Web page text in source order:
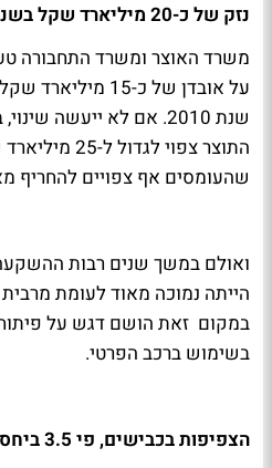
נזק של כ-20 מיליארד שקל בשנה למשק הישראלי
משרד האוצר ומשרד התחבורה
על אובדן של כ-15
התוצר צפוי
שהעומסים אף צפויים להחריף
ואולם במשך שנים רבות
הייתה נמוכה מאוד לעומת
במקום זאת הושם דגש על
בשימוש ברכב הפרטי.
הצפיפות בכבישים, פי 3.5 ביחס ל-OECD